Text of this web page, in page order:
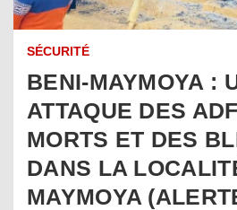
SÉCURITÉ
BENI-MAYMOYA :
ATTAQUE DES
MORTS ET DES
DANS LA
MAYMOYA